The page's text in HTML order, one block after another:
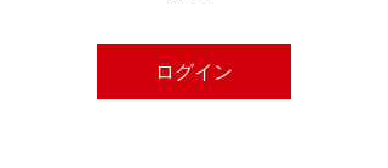
ログイン